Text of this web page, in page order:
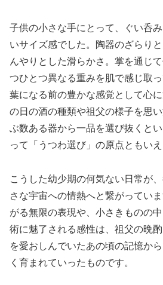
子供の小さな手にとって、ぐい呑
いサイズ感でした。陶器のざらり
んやりとした滑らかさ。掌を通じ
つひとつ異なる重みを肌で感じ取
葉になる前の豊かな感覚として心
の日の酒の種類や祖父の様子を思
ぶ数ある器から一品を選び抜くと
って「うつわ選び」の原点ともい
こうした幼少期の何気ない日常が
さな宇宙への情熱へと繋がってい
がる無限の表現や、小さきものの
術に魅了される感性は、祖父の晩
を愛おしんでいたあの頃の記憶か
く育まれていったものです。